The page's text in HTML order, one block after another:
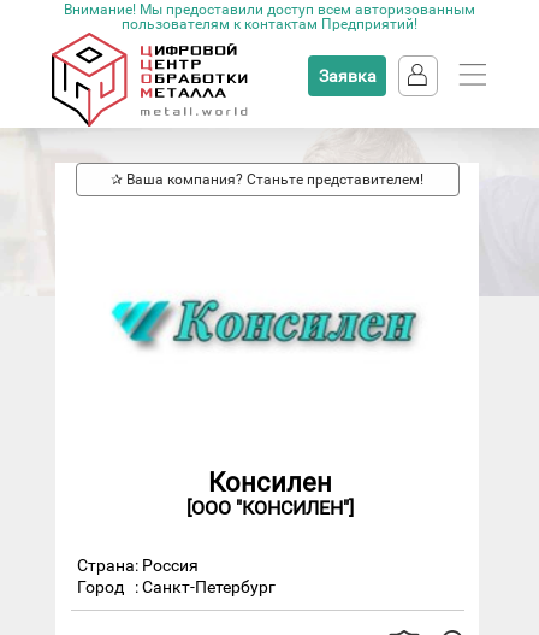
Внимание! Мы предоставили доступ всем авторизованным
пользователям к контактам Предприятий!
Заявка
✰ Ваша компания? Станьте представителем!
Консилен
[ООО "КОНСИЛЕН"]
Страна: Россия
Город
: Санкт-Петербург